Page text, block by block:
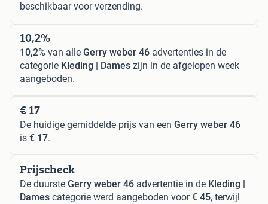
beschikbaar voor verzending.
10,2%
10,2% van alle Gerry weber 46 advertenties in de
categorie Kleding | Dames zijn in de afgelopen week
aangeboden.
€ 17
De huidige gemiddelde prijs van een Gerry weber 46
is € 17.
Prijscheck
De duurste Gerry weber 46 advertentie in de Kleding |
Dames categorie werd aangeboden voor€ 45, terwijl